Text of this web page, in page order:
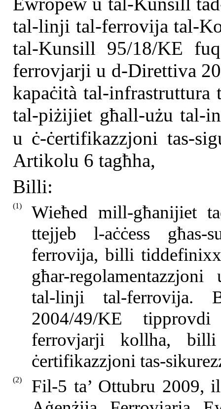
tal-linji tal-ferrovija tal-
tal-Kunsill 95/18/KE
ferrovjarji u d-Direttiva
kapaċità tal-
tal-piżijiet għall-użu tal-
u ċ-ċertifikazzjoni tas-
Artikolu 6 tagħha,
Billi:
(1)
Wieħed mill-għanijiet
ttejjeb l-aċċess għas-
ferrovija, billi
għar-
tal-linji tal-ferrovija.
2004/49/KE
ferrovjarji kollha,
ċertifikazzjoni tas-
(2)
Fil-5 ta’ Ottubru 2009,